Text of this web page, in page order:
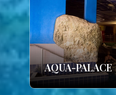
AQUA-PALACE